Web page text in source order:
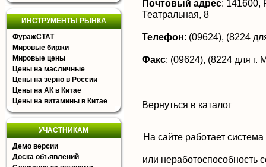
ИНСТРУМЕНТЫ РЫНКА
ФуражСТАТ
Мировые биржи
Мировые цены
Цены на масличные
Цены на зерно в России
Цены на АК в Китае
Цены на витамины в Китае
УЧАСТНИКАМ
Демо версии
Доска объявлений
Почтовый адрес: 141600,
Театральная, 8
Телефон: (09624), (8224
Факс: (09624), (8224 для г.
Вернуться в каталог
На сайте работает
или неработоспособность